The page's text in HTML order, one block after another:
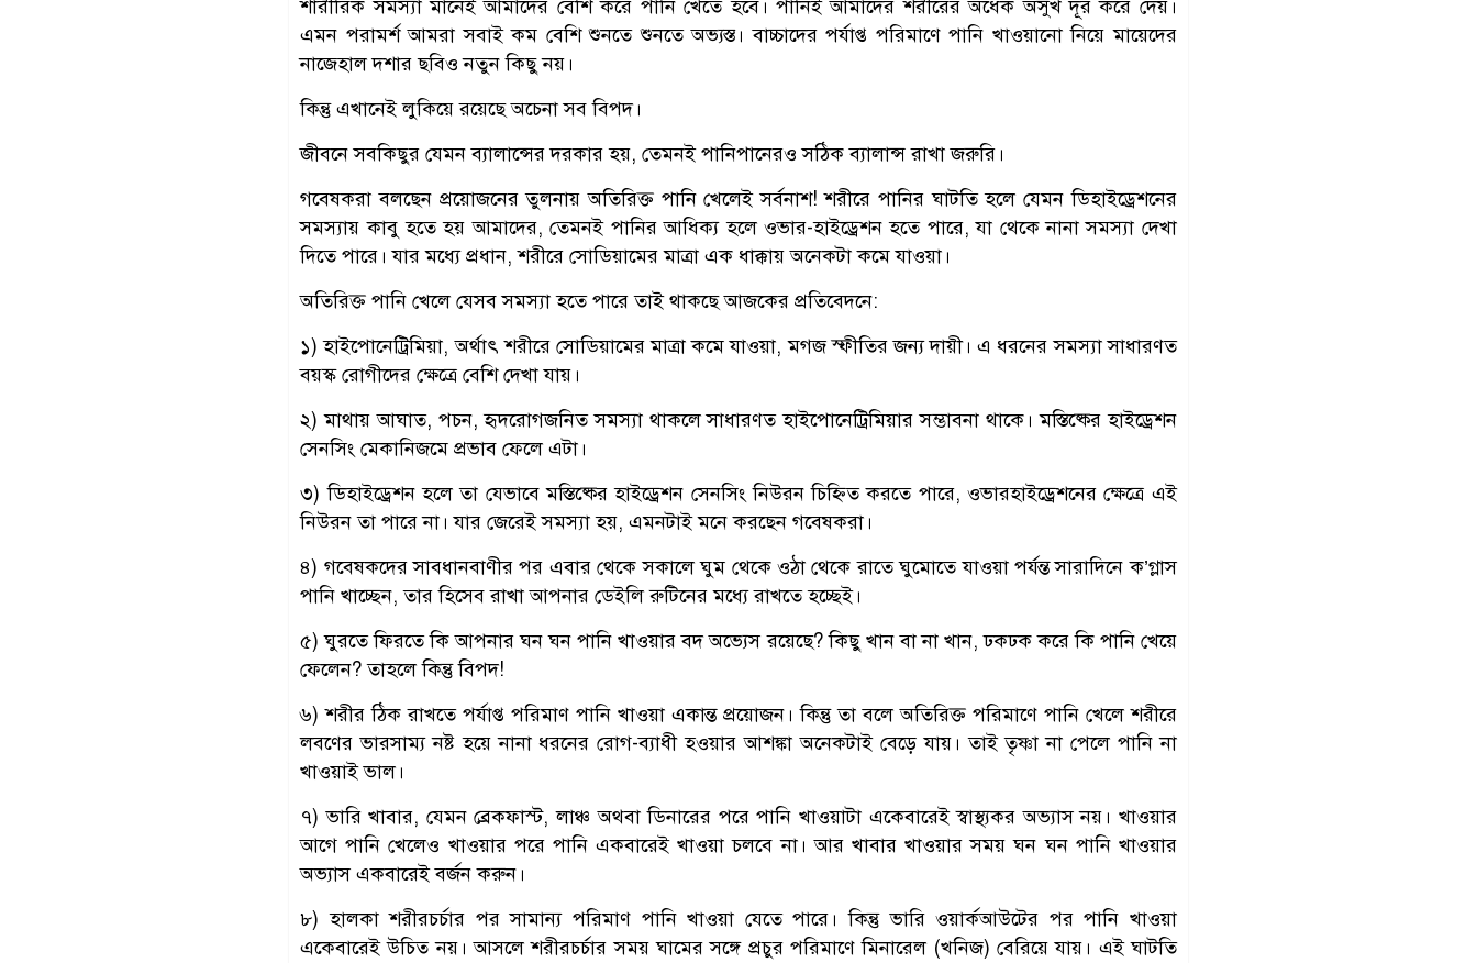
শারীরিক সমস্যা মানেই আমাদের বেশি করে পানি খেতে হবে। পানিই আমাদের শরীরের অর্ধেক অসুখ দূর করে দেয়।
এমন পরামর্শ আমরা সবাই কম বেশি শুনতে শুনতে অভ্যস্ত। বাচ্চাদের পর্যাপ্ত পরিমাণে পানি খাওয়ানো নিয়ে মায়েদের
নাজেহাল দশার ছবিও নতুন কিছু নয়।
কিন্তু এখানেই লুকিয়ে রয়েছে অচেনা সব বিপদ।
জীবনে সবকিছুর যেমন ব্যালান্সের দরকার হয়, তেমনই পানিপানেরও সঠিক ব্যালান্স রাখা জরুরি।
গবেষকরা বলছেন প্রয়োজনের তুলনায় অতিরিক্ত পানি খেলেই সর্বনাশ! শরীরে পানির ঘাটতি হলে যেমন ডিহাইড্রেশনের
সমস্যায় কাবু হতে হয় আমাদের, তেমনই পানির আধিক্য হলে ওভার-হাইড্রেশন হতে পারে, যা থেকে নানা সমস্যা দেখা
দিতে পারে। যার মধ্যে প্রধান, শরীরে সোডিয়ামের মাত্রা এক ধাক্কায় অনেকটা কমে যাওয়া।
অতিরিক্ত পানি খেলে যেসব সমস্যা হতে পারে তাই থাকছে আজকের প্রতিবেদনে:
১) হাইপোনেট্রিমিয়া, অর্থাৎ শরীরে সোডিয়ামের মাত্রা কমে যাওয়া, মগজ স্ফীতির জন্য দায়ী। এ ধরনের সমস্যা সাধারণত
বয়স্ক রোগীদের ক্ষেত্রে বেশি দেখা যায়।
২) মাথায় আঘাত, পচন, হৃদরোগজনিত সমস্যা থাকলে সাধারণত হাইপোনেট্রিমিয়ার সম্ভাবনা থাকে। মস্তিষ্কের হাইড্রেশন
সেনসিং মেকানিজমে প্রভাব ফেলে এটা।
৩) ডিহাইড্রেশন হলে তা যেভাবে মস্তিষ্কের হাইড্রেশন সেনসিং নিউরন চিহ্নিত করতে পারে, ওভারহাইড্রেশনের ক্ষেত্রে এই
নিউরন তা পারে না। যার জেরেই সমস্যা হয়, এমনটাই মনে করছেন গবেষকরা।
৪) গবেষকদের সাবধানবাণীর পর এবার থেকে সকালে ঘুম থেকে ওঠা থেকে রাতে ঘুমোতে যাওয়া পর্যন্ত সারাদিনে ক’গ্লাস
পানি খাচ্ছেন, তার হিসেব রাখা আপনার ডেইলি রুটিনের মধ্যে রাখতে হচ্ছেই।
৫) ঘুরতে ফিরতে কি আপনার ঘন ঘন পানি খাওয়ার বদ অভ্যেস রয়েছে? কিছু খান বা না খান, ঢকঢক করে কি পানি খেয়ে
ফেলেন? তাহলে কিন্তু বিপদ!
৬) শরীর ঠিক রাখতে পর্যাপ্ত পরিমাণ পানি খাওয়া একান্ত প্রয়োজন। কিন্তু তা বলে অতিরিক্ত পরিমাণে পানি খেলে শরীরে
লবণের ভারসাম্য নষ্ট হয়ে নানা ধরনের রোগ-ব্যাধী হওয়ার আশঙ্কা অনেকটাই বেড়ে যায়। তাই তৃষ্ণা না পেলে পানি না
খাওয়াই ভাল।
৭) ভারি খাবার, যেমন ব্রেকফাস্ট, লাঞ্চ অথবা ডিনারের পরে পানি খাওয়াটা একেবারেই স্বাস্থ্যকর অভ্যাস নয়। খাওয়ার
আগে পানি খেলেও খাওয়ার পরে পানি একবারেই খাওয়া চলবে না। আর খাবার খাওয়ার সময় ঘন ঘন পানি খাওয়ার
অভ্যাস একবারেই বর্জন করুন।
৮) হালকা শরীরচর্চার পর সামান্য পরিমাণ পানি খাওয়া যেতে পারে। কিন্তু ভারি ওয়ার্কআউটের পর পানি খাওয়া
একেবারেই উচিত নয়। আসলে শরীরচর্চার সময় ঘামের সঙ্গে প্রচুর পরিমাণে মিনারেল (খনিজ) বেরিয়ে যায়। এই ঘাটতি